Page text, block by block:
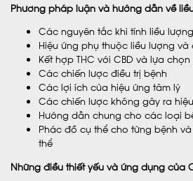
Phương pháp luận và hướng dẫn về
Các nguyên tắc khi tính liều
Hiệu ứng phụ thuộc liều lượng và
Kết hợp THC với CBD và lựa
Các chiến lược điều trị bệnh
Các lợi ích của hiệu ứng tâm lý
Các chiến lược không gây ra
Hướng dẫn chung cho các loại
Phác đồ cụ thể cho từng bệnh
thể
Những điều thiết yếu và ứng dụng của